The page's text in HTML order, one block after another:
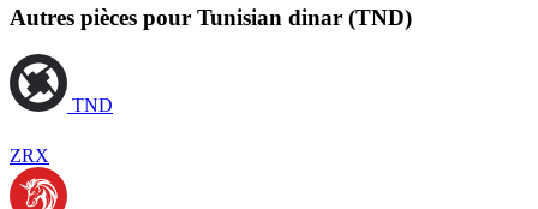
Autres pièces pour Tunisian dinar (TND)
TND
ZRX